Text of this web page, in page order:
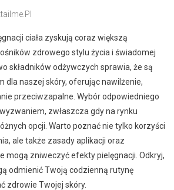
ciała zyskują coraz większą
zdrowego stylu życia i świadomej
składników odżywczych sprawia, że są
dla naszej skóry, oferując nawilżenie,
przeciwzapalne. Wybór odpowiedniego
zwłaszcza gdy na rynku
opcji. Warto poznać nie tylko korzyści
ale także zasady aplikacji oraz
mogą zniweczyć efekty pielęgnacji. Odkryj,
odmienić Twoją codzienną rutynę
zdrowie Twojej skóry.